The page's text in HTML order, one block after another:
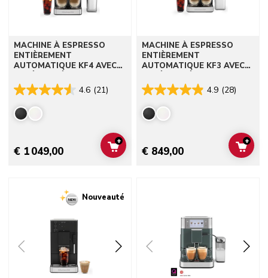
MACHINE À ESPRESSO
ENTIÈREMENT
AUTOMATIQUE KF4 AVEC
4.6 (21)
€ 1 049,00 ADD TO CART
+
MACHINE À ESPRESSO
ENTIÈREMENT
AUTOMATIQUE KF3 AVEC
4.9 (28)
€ 849,00 ADD
+
Nouveauté